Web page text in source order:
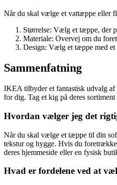
Når du skal vælge et vattæppe eller
Størrelse: Vælg et tæppe, der
Materiale: Overvej om du
Design: Vælg et tæppe med et
Sammenfatning
IKEA tilbyder et fantastisk udvalg
for dig. Tag et kig på deres
Hvordan vælger jeg det
Når du skal vælge et tæppe til din
tekstur og hygge. Hvis du
deres hjemmeside eller en fysisk
Hvad er fordelene ved at